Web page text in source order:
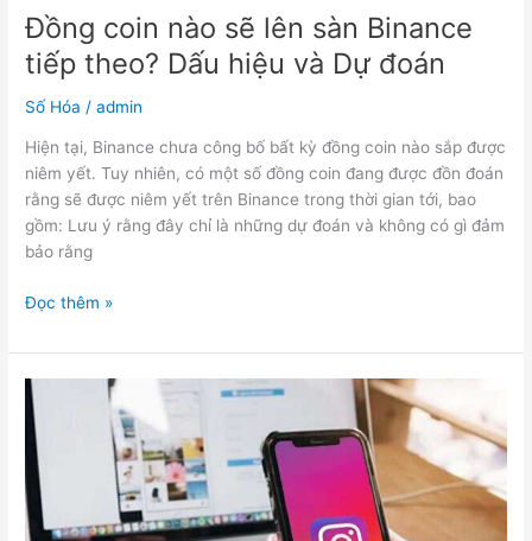
Đồng coin nào sẽ lên sàn Binance
tiếp theo? Dấu hiệu và Dự đoán
Số Hóa /admin
Hiện tại, Binance chưa công bố bất kỳ đồng coin nào sắp được
niêm yết. Tuy nhiên, có một số đồng coin đang được đồn đoán
rằng sẽ được niêm yết trên Binance trong thời gian tới, bao
gồm: Lưu ý rằng đây chỉ là những dự đoán và không có gì đảm
bảo rằng
và
Dự
đoán
Đọc thêm »
Làm
cách
nào
để
sử
dụng